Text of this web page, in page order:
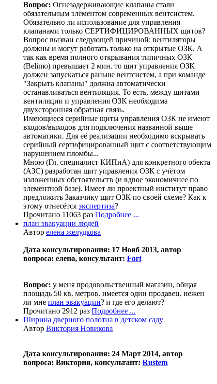
Вопрос: Огнезадерживающие клапаны стали
обязательным элементом современных вентсистем.
Обязательно ли использование для управления
клапанами только СЕРТИФИЦИРОВАННЫХ щитов?
Вопрос вызван следующей причиной: вентиляторы
должны и могут работать только на открытые ОЗК. А
так как время полного открывания типичных ОЗК
(Belimo) превышает 2 мин. то щит управления ОЗК
должен запускаться раньше вентсистем, а при команде
"Закрыть клапаны" должна автоматически
останавливаться вентиляция. То есть, между щитами
вентиляции и управления ОЗК необходима
двухсторонняя обратная связь.
Имеющиеся серийные щиты управления ОЗК не имеют
входов/выходов для подключения названной выше
автоматики. Для её реализации необходимо вскрывать
серийный сертифицированный щит с соответствующим
нарушением пломбы...
Мною (Гл. специалист КИПиА) для конкретного обекта
(АЗС) разработан щит управления ОЗК с учётом
изложенных обстоятельств (и вдвое экономичнее по
элементной базе). Имеет ли проектный институт право
предложить Заказчику щит ОЗК по своей схеме? Как к
этому отнесётся экспертиза?
Прочитано 11063 раз Подробнее ...
план эвакуации людей
Автор елена желудкова
Дата консультирования: 17 Нояб 2013, автор
вопроса: елена, консультант: Fort
Вопрос: у меня продовольственный магазин, общая
площадь 50 кв. метров. имеется один продавец. нежен
ли мне план эвакуации? и где его делают?
Прочитано 2912 раз Подробнее ...
Ширина дверного полотна в детском саду
Автор Виктория Новикова
Дата консультирования: 24 Март 2014, автор
вопроса: Виктория, консультант: Rustem